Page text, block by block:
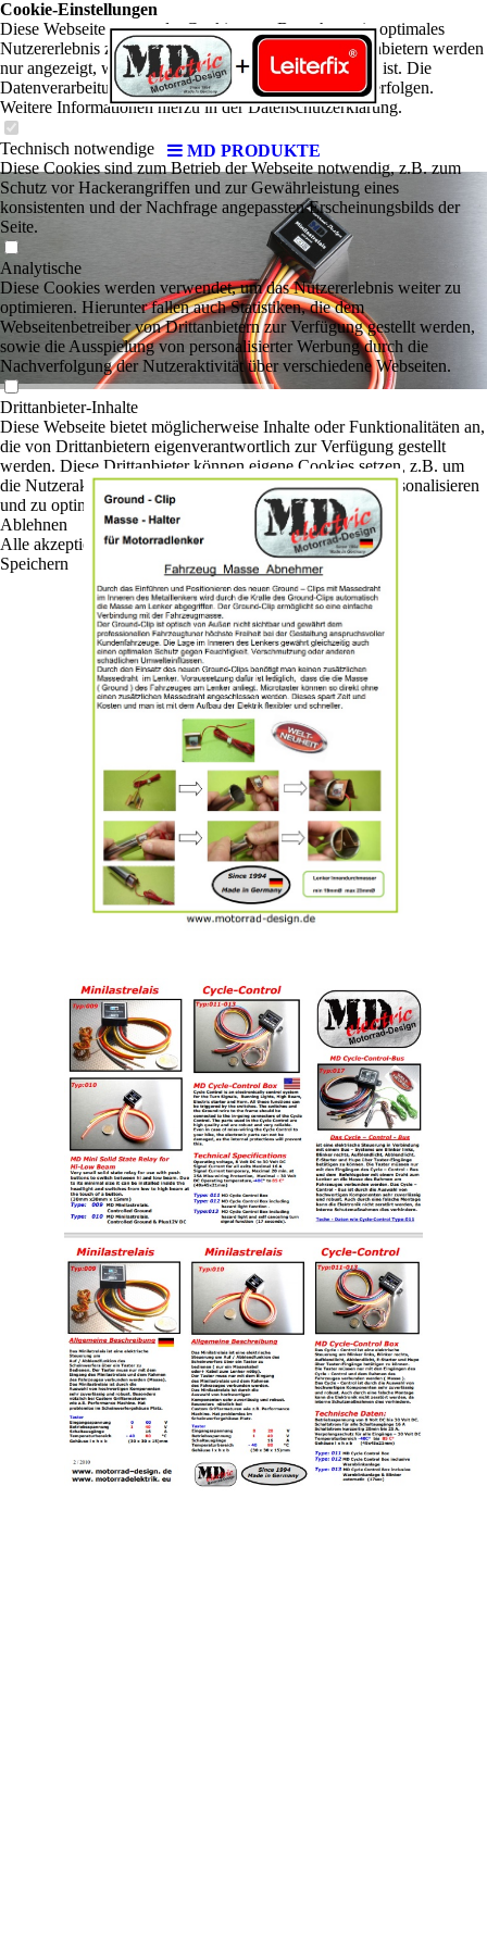
MD PRODUKTE
Cookie-Einstellungen
Diese Webseite verwendet Cookies, um Besuchern ein optimales
Nutzererlebnis zu bieten. Bestimmte Inhalte von Drittanbietern werden
nur angezeigt, wenn die entsprechende Option aktiviert ist. Die
Datenverarbeitung kann dann auch in einem Drittland erfolgen.
Weitere Informationen hierzu in der Datenschutzerklärung.
Technisch notwendige
Diese Cookies sind zum Betrieb der Webseite notwendig, z.B. zum
Schutz vor Hackerangriffen und zur Gewährleistung eines
konsistenten und der Nachfrage angepassten Erscheinungsbilds der
Seite.
Analytische
Diese Cookies werden verwendet, um das Nutzererlebnis weiter zu
optimieren. Hierunter fallen auch Statistiken, die dem
Webseitenbetreiber von Drittanbietern zur Verfügung gestellt werden,
sowie die Ausspielung von personalisierter Werbung durch die
Nachverfolgung der Nutzeraktivität über verschiedene Webseiten.
Drittanbieter-Inhalte
Diese Webseite bietet möglicherweise Inhalte oder Funktionalitäten an,
die von Drittanbietern eigenverantwortlich zur Verfügung gestellt
werden. Diese Drittanbieter können eigene Cookies setzen, z.B. um
die Nutzeraktivität zu verfolgen oder ihre Angebote zu personalisieren
und zu optimieren.
Ablehnen
Alle akzeptieren
Speichern